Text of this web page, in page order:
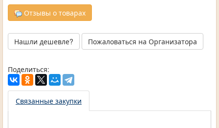
Отзывы о товарах
Нашли дешевле? Пожаловаться на Организатора
Поделиться:
Связанные закупки